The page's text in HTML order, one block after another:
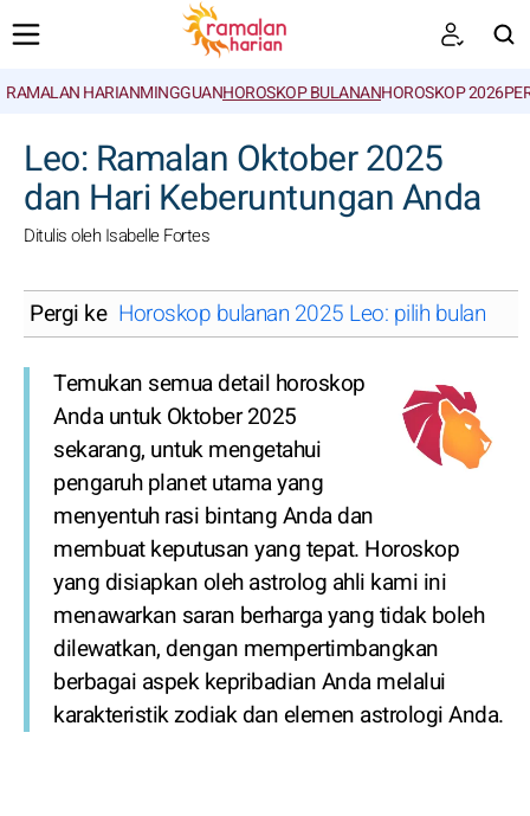
RAMALAN HARIANMINGGUANHOROSKOP BULANANHOROSKOP 2026
Leo: Ramalan Oktober 2025
dan Hari Keberuntungan Anda
Ditulis oleh Isabelle Fortes
Pergi ke Horoskop bulanan 2025 Leo: pilih bulan
Temukan semua detail horoskop
Anda untuk Oktober 2025
sekarang, untuk mengetahui
pengaruh planet utama yang
menyentuh rasi bintang Anda dan
membuat keputusan yang tepat. Horoskop
yang disiapkan oleh astrolog ahli kami ini
menawarkan saran berharga yang tidak boleh
dilewatkan, dengan mempertimbangkan
berbagai aspek kepribadian Anda melalui
karakteristik zodiak dan elemen astrologi Anda.